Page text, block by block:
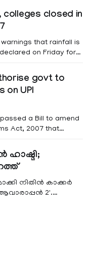
of State for External
reply to questions
colleges closed in
that rainfall is
on Friday for
Meanwhile, a
for Kottayam,
and Idukki districts. Following a red alert on
govt to
on UPI
a Bill to amend
Act, 2007 that
through
other notified
modes. The amendment passed by the
ഹാഷ്മി;
നിതിൻ കാക്കർ
2'.